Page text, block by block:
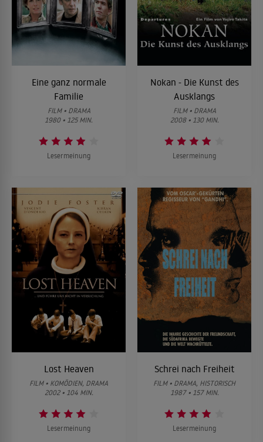
Eine ganz normale
Familie
FILM • DRAMA
1980 • 125 MIN.
Lesermeinung
Nokan - Die Kunst des
Ausklangs
FILM • DRAMA
2008 • 130 MIN.
Lesermeinung
Lost Heaven
FILM • KOMÖDIEN, DRAMA
2002 • 104 MIN.
Lesermeinung
Schrei nach Freiheit
FILM • DRAMA, HISTORISCH
1987 • 157 MIN.
Lesermeinung